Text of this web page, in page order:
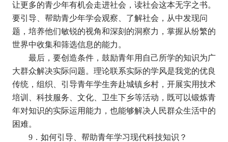
让更多的青少年有机会走进社会，读社会这本无字之书。
要引导、帮助青少年学会观察、了解社会，从中发现问
题，培养他们敏锐的视角和深刻的洞察力，掌握从纷繁的
世界中收集和筛选信息的能力。
最后，要创造条件，鼓励青年用自己所学的知识为广
大群众解决实际问题。理论联系实际的学风是我党的优良
传统，组织、引导青年学生奔赴城镇乡村，开展实用技术
培训、科技服务、文化、卫生下乡等活动，既可以锻炼青
年对知识的实际运用能力，也能够解决人民群众生活中的
困难。
9．如何引导、帮助青年学习现代科技知识？